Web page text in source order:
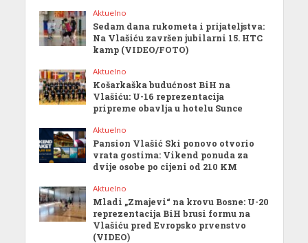
Aktuelno
Sedam dana rukometa i prijateljstva:
Na Vlašiću završen jubilarni 15. HTC
kamp (VIDEO/FOTO)
Aktuelno
Košarkaška budućnost BiH na
Vlašiću: U-16 reprezentacija
pripreme obavlja u hotelu Sunce
Aktuelno
Pansion Vlašić Ski ponovo otvorio
vrata gostima: Vikend ponuda za
dvije osobe po cijeni od 210 KM
Aktuelno
Mladi „Zmajevi“ na krovu Bosne: U-20
reprezentacija BiH brusi formu na
Vlašiću pred Evropsko prvenstvo
(VIDEO)